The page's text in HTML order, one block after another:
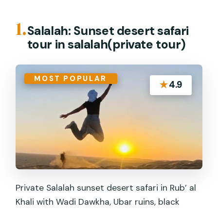
1.Salalah: Sunset desert safari
tour in salalah(private tour)
MOST POPULAR
★4.9
Private Salalah sunset desert safari in Rub’ al
Khali with Wadi Dawkha, Ubar ruins, black